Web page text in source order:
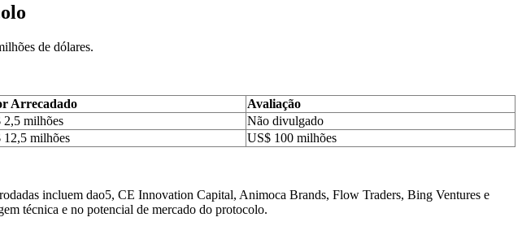
de dólares.
Arrecadado
Avaliação
2,5 milhões
Não divulgado
12,5 milhões US$ 100 milhões
incluem dao5, CE Innovation Capital, Animoca Brands, Flow Traders, Bing Ventures e
técnica e no potencial de mercado do protocolo.